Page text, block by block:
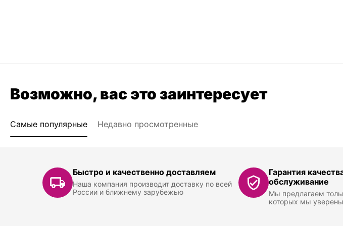
Возможно, вас это заинтересует
Самые популярные Недавно просмотренные
Быстро и качественно доставляем
Наша компания производит доставку по всей
России и ближнему зарубежью
Гарантия
обслуживание
Мы предлагаем
которых мы уверены